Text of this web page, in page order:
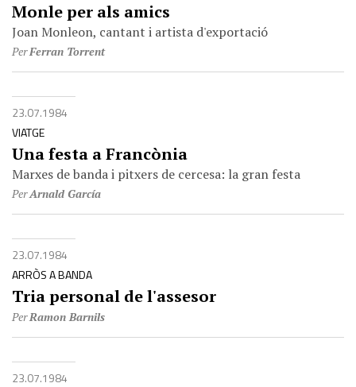
Monle per als amics
Joan Monleon, cantant i artista d'exportació
PerFerran Torrent
23.07.1984
VIATGE
Una festa a Francònia
Marxes de banda i pitxers de cercesa: la gran festa
PerArnald García
23.07.1984
ARRÒS A BANDA
Tria personal de l'assesor
PerRamon Barnils
23.07.1984